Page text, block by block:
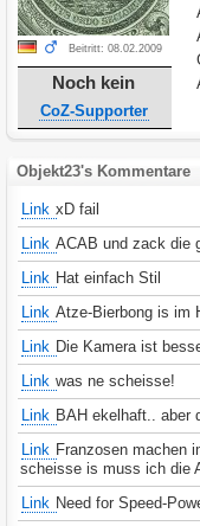
Beitritt: 08.02.2009
Noch kein
CoZ-Supporter
Objekt23's Kommentare
Link xD fail
Link ACAB und zack die
Link Hat einfach Stil
Link Atze-Bierbong is im
Link Die Kamera ist
Link was ne scheisse!
Link BAH ekelhaft.. aber
Link Franzosen machen
scheisse is muss ich die
Link Need for Speed-